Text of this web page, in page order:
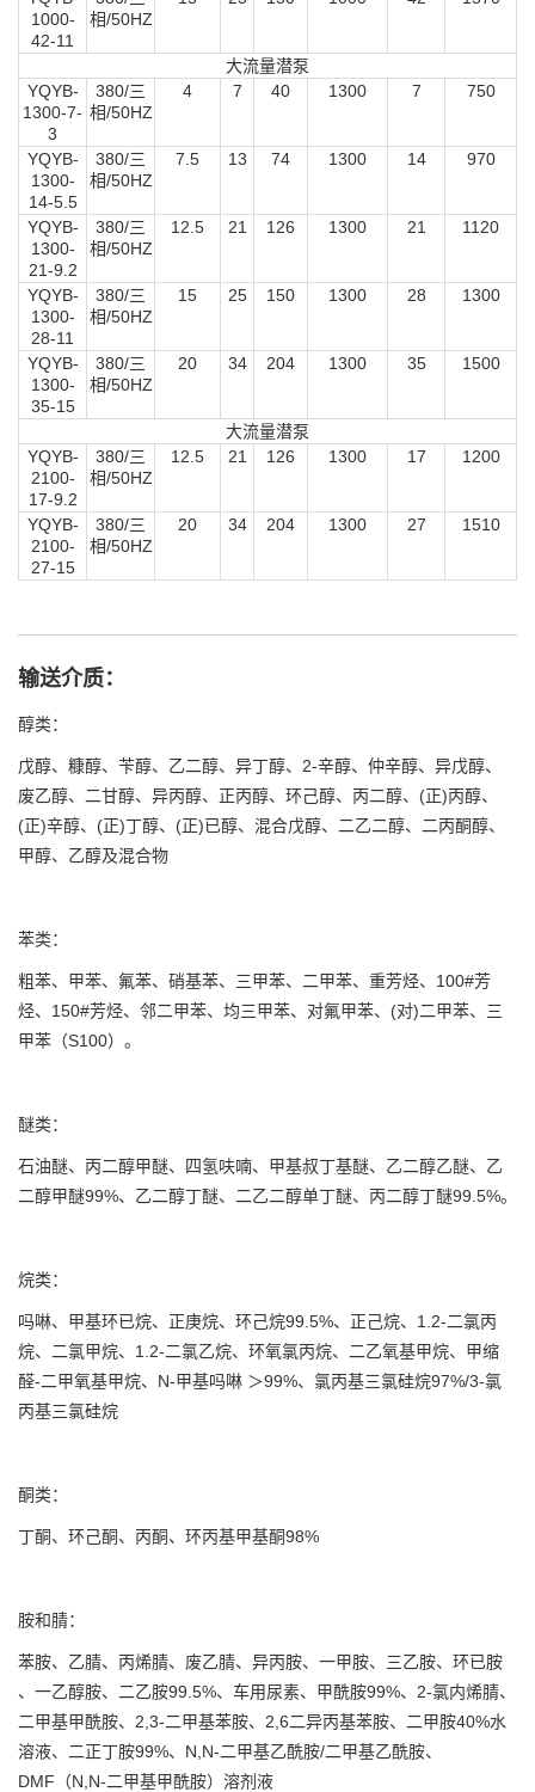
1000-
42-11
相/50HZ
大流量潜泵
YQYB-
1300-7-
3
380/三
相/50HZ
4 7 40 1300 7 750
YQYB-
1300-
14-5.5
380/三
相/50HZ
7.5 13 74 1300 14 970
YQYB-
1300-
21-9.2
380/三
相/50HZ
12.5 21 126 1300 21 1120
YQYB-
1300-
28-11
380/三
相/50HZ
15 25 150 1300 28 1300
YQYB-
1300-
35-15
380/三
相/50HZ
20 34 204 1300 35 1500
大流量潜泵
YQYB-
2100-
17-9.2
380/三
相/50HZ
12.5 21 126 1300 17 1200
YQYB-
2100-
27-15
380/三
相/50HZ
20 34 204 1300 27 1510
输送介质：
醇类：
戊醇、糠醇、苄醇、乙二醇、异丁醇、2-辛醇、仲辛醇、异戊醇、
废乙醇、二甘醇、异丙醇、正丙醇、环己醇、丙二醇、(正)丙醇、
(正)辛醇、(正)丁醇、(正)已醇、混合戊醇、二乙二醇、二丙酮醇、
甲醇、乙醇及混合物
苯类：
粗苯、甲苯、氟苯、硝基苯、三甲苯、二甲苯、重芳烃、100#芳
烃、150#芳烃、邻二甲苯、均三甲苯、对氟甲苯、(对)二甲苯、三
甲苯（S100）。
醚类：
石油醚、丙二醇甲醚、四氢呋喃、甲基叔丁基醚、乙二醇乙醚、乙
二醇甲醚99%、乙二醇丁醚、二乙二醇单丁醚、丙二醇丁醚99.5%。
烷类：
吗啉、甲基环已烷、正庚烷、环己烷99.5%、正己烷、1.2-二氯丙
烷、二氯甲烷、1.2-二氯乙烷、环氧氯丙烷、二乙氧基甲烷、甲缩
醛-二甲氧基甲烷、N-甲基吗啉 ＞99%、氯丙基三氯硅烷97%/3-氯
丙基三氯硅烷
酮类：
丁酮、环己酮、丙酮、环丙基甲基酮98%
胺和腈：
苯胺、乙腈、丙烯腈、废乙腈、异丙胺、一甲胺、三乙胺、环已胺
、一乙醇胺、二乙胺99.5%、车用尿素、甲酰胺99%、2-氯内烯腈、
二甲基甲酰胺、2,3-二甲基苯胺、2,6二异丙基苯胺、二甲胺40%水
溶液、二正丁胺99%、N,N-二甲基乙酰胺/二甲基乙酰胺、
DMF（N,N-二甲基甲酰胺）溶剂液